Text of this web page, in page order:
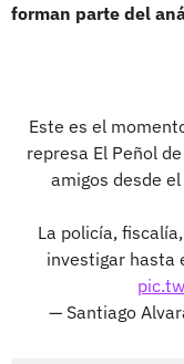
forman parte del
Este es el
represa El Peñol
amigos desde
La policía,
investigar hasta
— Santiago